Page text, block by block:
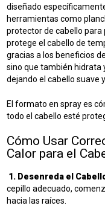
diseñado
herramientas como
protector de cabello para
protege el cabello de
gracias a los beneficios
sino que también hidrata
dejando el cabello suave
El formato en spray es
todo el cabello esté
Cómo Usar
Calor para el
1. Desenreda el
cepillo adecuado,
hacia las raíces.